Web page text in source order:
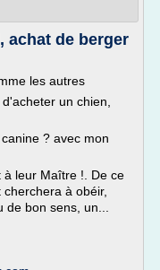
achat de berger
les autres
un chien,
? avec mon
à leur Maître !. De ce
à obéir,
bon sens, un...